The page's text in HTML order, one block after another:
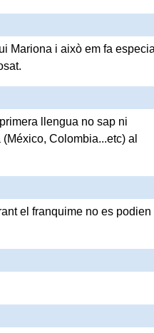
Mariona i això em fa
llengua no sap ni
Colombia...etc) al
el franquime no es podien